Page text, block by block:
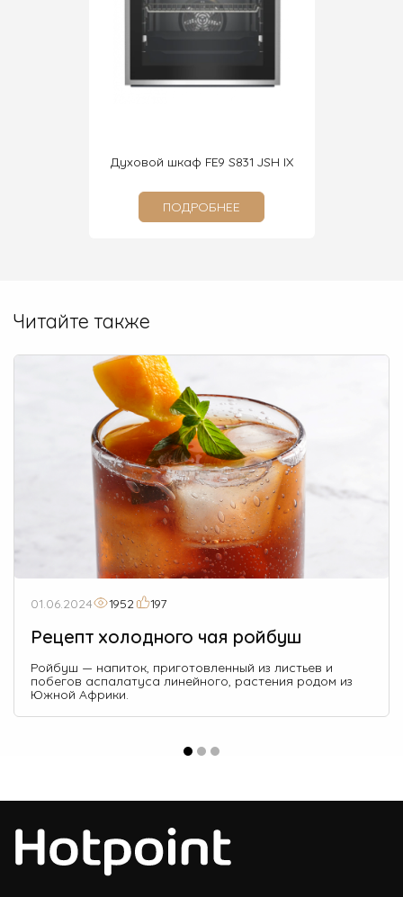
Духовой шкаф FE9 S831 JSH IX
ПОДРОБНЕЕ
Читайте также
01.06.2024 1952 197
Рецепт холодного чая ройбуш
Ройбуш — напиток, приготовленный из листьев и
побегов аспалатуса линейного, растения родом из
Южной Африки.